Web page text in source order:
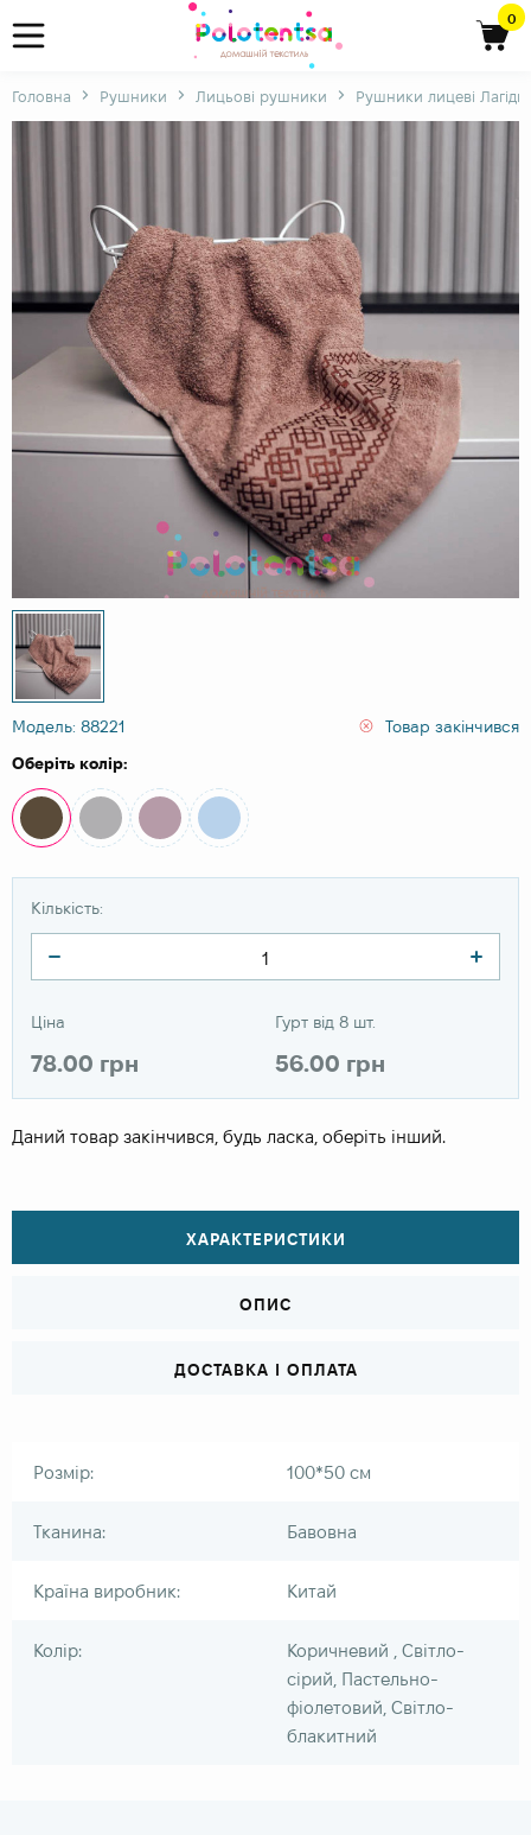
0
Головна Рушники Лицьові рушники Рушники лицеві
Модель: 88221
Товар закінчився
Оберіть колір:
Кількість:
Ціна
78.00 грн
Гурт від 8 шт.
56.00 грн
Даний товар закінчився, будь ласка, оберіть інший.
ХАРАКТЕРИСТИКИ
ОПИС
ДОСТАВКА І ОПЛАТА
Розмір: 100*50 см
Тканина: Бавовна
Країна виробник: Китай
Колір:
Коричневий , Світло-
сірий, Пастельно-
фіолетовий, Світло-
блакитний